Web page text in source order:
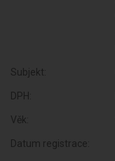
Subjekt:
DPH:
Věk:
Datum registrace: